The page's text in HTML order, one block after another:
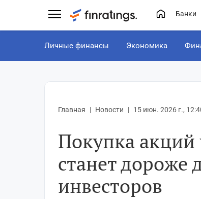
Банки
Личные финансы Экономика
Главная Новости 15 июн. 2026 г.,
Покупка акций
станет дороже
инвесторов